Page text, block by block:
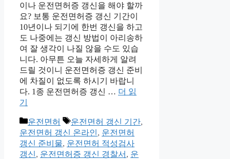
이나 운전면허증 갱신을 해야 할까
요? 보통 운전면허증 갱신 기간이
10년이나 되기에 한번 갱신을 하고
도 나중에는 갱신 방법이 아리송하
여 잘 생각이 나질 않을 수도 있습
니다. 아무튼 오늘 자세하게 알려
드릴 것이니 운전면허증 갱신 준비
에 차질이 없도록 하시기 바랍니
다. 1종 운전면허증 갱신 … 더 읽
기
카
테
고
리
운전면허
태
그
운전면허 갱신 기간,
운전면허 갱신 온라인, 운전면허
갱신 준비물, 운전면허 적성검사
갱신, 운전면허증 갱신 경찰서 , 운